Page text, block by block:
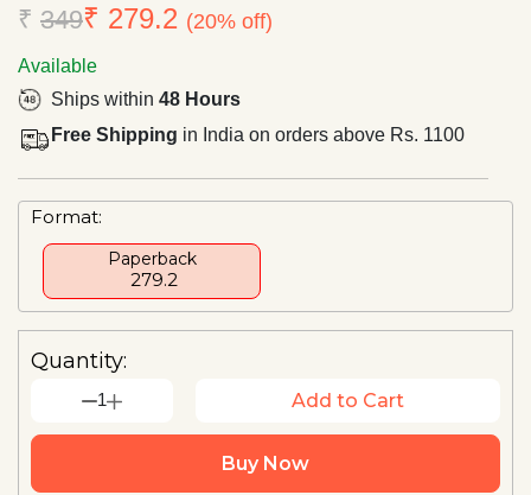
₹ 349₹ 279.2 (20% off)
Available
Ships within 48 Hours
Free Shipping in India on orders above Rs. 1100
Format:
Paperback
₹ 279.2
Quantity:
1 Add to Cart
Buy Now